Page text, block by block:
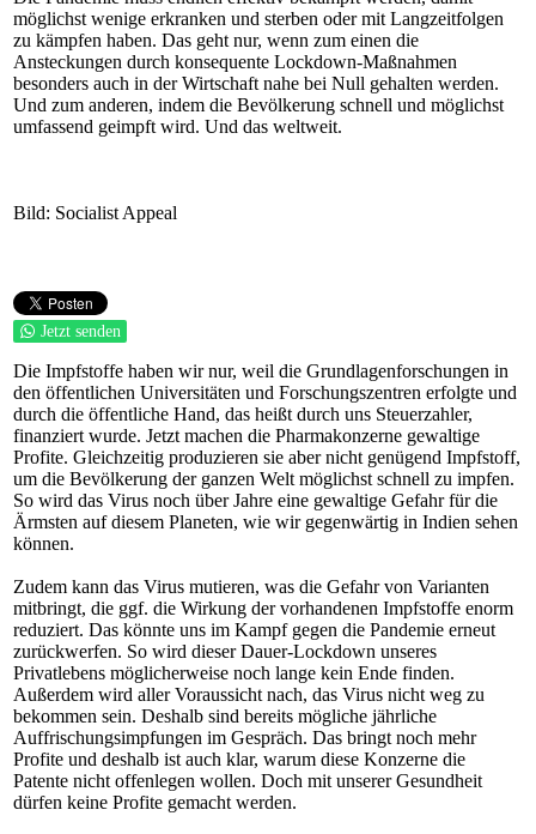
möglichst wenige erkranken und sterben oder mit Langzeitfolgen
zu kämpfen haben. Das geht nur, wenn zum einen die
Ansteckungen durch konsequente Lockdown-Maßnahmen
besonders auch in der Wirtschaft nahe bei Null gehalten werden.
Und zum anderen, indem die Bevölkerung schnell und möglichst
umfassend geimpft wird. Und das weltweit.
Bild: Socialist Appeal
Jetzt senden
Die Impfstoffe haben wir nur, weil die Grundlagenforschungen in
den öffentlichen Universitäten und Forschungszentren erfolgte und
durch die öffentliche Hand, das heißt durch uns Steuerzahler,
finanziert wurde. Jetzt machen die Pharmakonzerne gewaltige
Profite. Gleichzeitig produzieren sie aber nicht genügend Impfstoff,
um die Bevölkerung der ganzen Welt möglichst schnell zu impfen.
So wird das Virus noch über Jahre eine gewaltige Gefahr für die
Ärmsten auf diesem Planeten, wie wir gegenwärtig in Indien sehen
können.
Zudem kann das Virus mutieren, was die Gefahr von Varianten
mitbringt, die ggf. die Wirkung der vorhandenen Impfstoffe enorm
reduziert. Das könnte uns im Kampf gegen die Pandemie erneut
zurückwerfen. So wird dieser Dauer-Lockdown unseres
Privatlebens möglicherweise noch lange kein Ende finden.
Außerdem wird aller Voraussicht nach, das Virus nicht weg zu
bekommen sein. Deshalb sind bereits mögliche jährliche
Auffrischungsimpfungen im Gespräch. Das bringt noch mehr
Profite und deshalb ist auch klar, warum diese Konzerne die
Patente nicht offenlegen wollen. Doch mit unserer Gesundheit
dürfen keine Profite gemacht werden.